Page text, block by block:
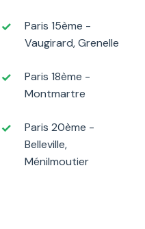
Paris 15ème -
Vaugirard, Grenelle
Paris 18ème -
Montmartre
Paris 20ème -
Belleville,
Ménilmoutier